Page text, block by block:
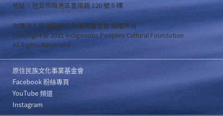
地址：台北市南港區重陽路 120 號 5 樓
財團法人原住民族文化事業基金會 版權所有
Copyright © 2021 Indigenous Peoples Cultural Foundation
All Rights Reserved .
原住民族文化事業基金會
Facebook 粉絲專頁
YouTube 頻道
Instagram